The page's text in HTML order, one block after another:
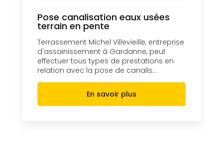
Pose canalisation eaux usées
terrain en pente
Terrassement Michel Villevieille, entreprise
d'assainissement à Gardanne, peut
effectuer tous types de prestations en
relation avec la pose de canalis...
En savoir plus